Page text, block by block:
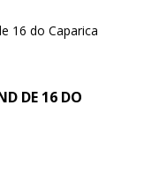
DE 16 DO